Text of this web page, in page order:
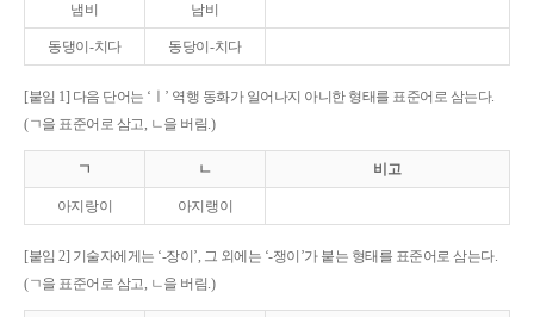
냄비 남비
동댕이-치다 동당이-치다
[붙임 1] 다음 단어는 ‘ㅣ’ 역행 동화가 일어나지 아니한 형태를 표준어로 삼는다.
(ㄱ을 표준어로 삼고, ㄴ을 버림.)
ㄱ ㄴ 비고
아지랑이 아지랭이
[붙임 2] 기술자에게는 ‘-장이’, 그 외에는 ‘-쟁이’가 붙는 형태를 표준어로 삼는다.
(ㄱ을 표준어로 삼고, ㄴ을 버림.)